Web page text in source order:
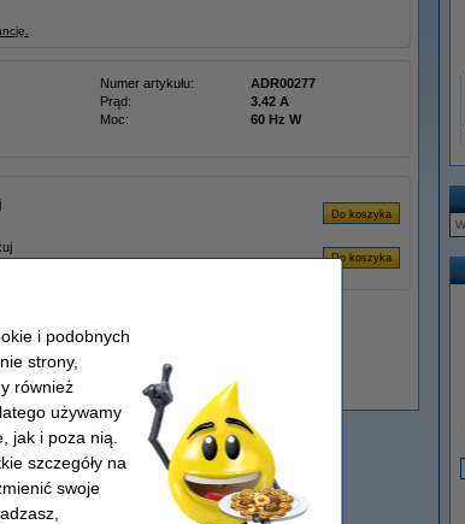
Numer artykułu:
ADR00277
Prąd:
3.42 A
Moc:
60 Hz W
Dostępny
i podobnych
strony,
również
używamy
jak i poza nią.
szczegóły na
swoje